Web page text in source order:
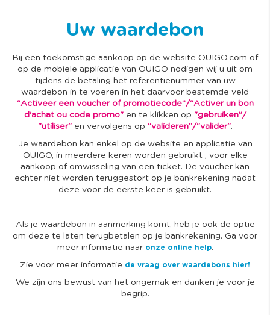
Uw waardebon
Bij een toekomstige aankoop op de website OUIGO.com of
op de mobiele applicatie van OUIGO nodigen wij u uit om
tijdens de betaling het referentienummer van uw
waardebon in te voeren in het daarvoor bestemde veld
"Activeer een voucher of promotiecode”/"Activer un bon
d'achat ou code promo"en te klikken op "gebruiken”/
"utiliser"en vervolgens op “valideren”/"valider".
Je waardebon kan enkel op de website en applicatie van
OUIGO, in meerdere keren worden gebruikt , voor elke
aankoop of omwisseling van een ticket. De voucher kan
echter niet worden teruggestort op je bankrekening nadat
deze voor de eerste keer is gebruikt.
Als je waardebon in aanmerking komt, heb je ook de optie
om deze te laten terugbetalen op je bankrekening. Ga voor
meer informatie naar onze online help.
Zie voor meer informatie de vraag over waardebons hier!
We zijn ons bewust van het ongemak en danken je voor je
begrip.